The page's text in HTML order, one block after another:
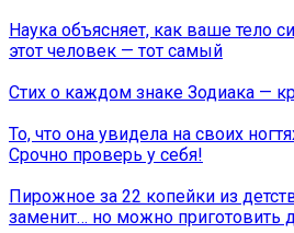
Наука объясняет, как ваше тело
этот человек — тот самый
Стих о каждом знаке Зодиака —
То, что она увидела на своих
Срочно проверь у себя!
Пирожное за 22 копейки из
заменит… но можно приготовить